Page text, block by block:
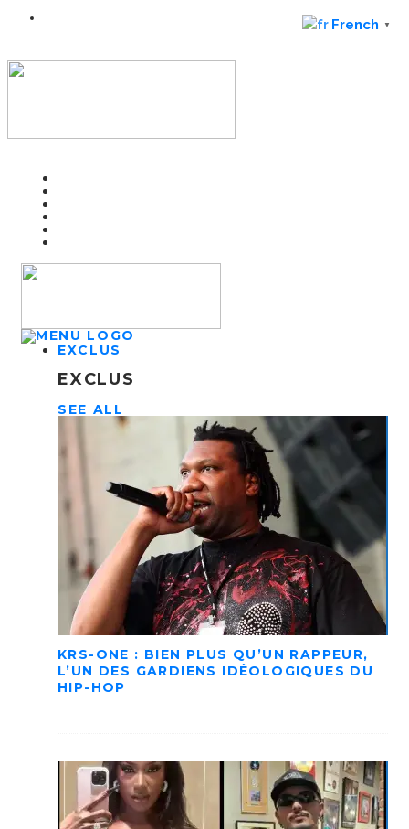
EXCLUS
EXCLUS
SEE ALL
KRS-ONE : BIEN PLUS QU’UN RAPPEUR,
L’UN DES GARDIENS IDÉOLOGIQUES DU
HIP-HOP
French ▼